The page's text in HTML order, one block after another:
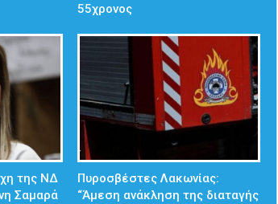
55χρονος
της ΝΔ
Σαμαρά
Πυροσβέστες Λακωνίας:
“Άμεση ανάκληση της διαταγής